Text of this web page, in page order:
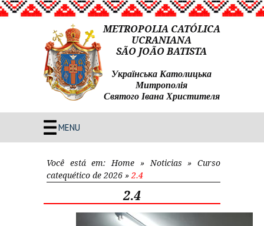
METROPOLIA CATÓLICA
UCRANIANA
SÃO JOÃO BATISTA
Українська Католицька
Митрополія
Святого Івана Христителя
MENU
Você está em: Home » Noticias »Curso
catequético de 2026 » 2.4
2.4